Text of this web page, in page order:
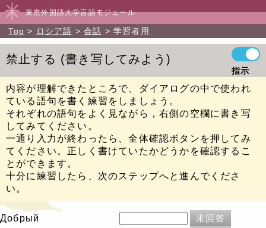
東京外国語大学言語モジュール
Top ロシア語 会話 学習者用
禁止する 書き写してみよう
指示
内容が理解できたところで、ダイアログの中で使われ
ている語句を書く練習をしましょう。
それぞれの語句をよく見ながら，右側の空欄に書き写
してみてください。
一通り入力が終わったら、全体確認ボタンを押してみ
てください。正しく書けていたかどうかを確認するこ
とができます。
十分に練習したら、次のステップへと進んでくださ
い。
Добрый
未回答